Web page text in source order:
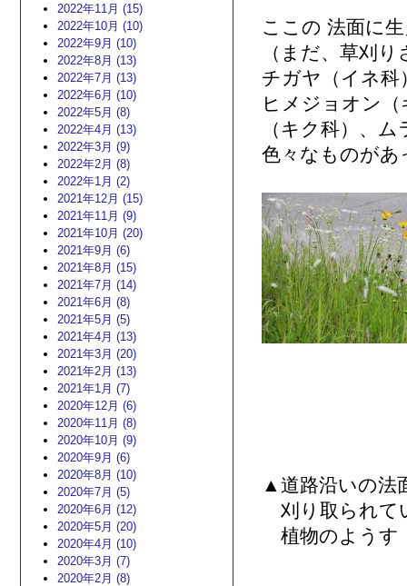
2022年11月 (15)
2022年10月 (10)
2022年9月 (10)
2022年8月 (13)
2022年7月 (13)
2022年6月 (10)
2022年5月 (8)
2022年4月 (13)
2022年3月 (9)
2022年2月 (8)
2022年1月 (2)
2021年12月 (15)
2021年11月 (9)
2021年10月 (20)
2021年9月 (6)
2021年8月 (15)
2021年7月 (14)
2021年6月 (8)
2021年5月 (5)
2021年4月 (13)
2021年3月 (20)
2021年2月 (13)
2021年1月 (7)
2020年12月 (6)
2020年11月 (8)
2020年10月 (9)
2020年9月 (6)
2020年8月 (10)
2020年7月 (5)
2020年6月 (12)
2020年5月 (20)
2020年4月 (10)
2020年3月 (7)
2020年2月 (8)
ここの 法面に
（まだ、草刈
チガヤ（イネ科
ヒメジョオン
（キク科）、
色々なものが
▲道路沿いの法
刈り取られて
植物のようす